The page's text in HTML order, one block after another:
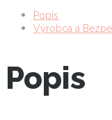
Popis
Výrobca a
Popis